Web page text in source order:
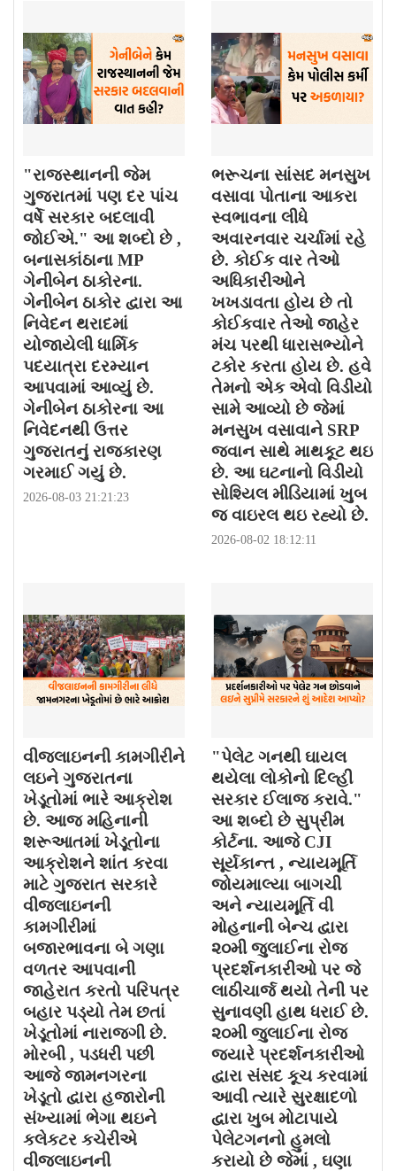
"રાજસ્થાનની જેમ
ગુજરાતમાં પણ દર પાંચ
વર્ષે સરકાર બદલાવી
જોઈએ." આ શબ્દો છે ,
બનાસકાંઠાના MP
ગેનીબેન ઠાકોરના.
ગેનીબેન ઠાકોર દ્વારા આ
નિવેદન થરાદમાં
યોજાયેલી ધાર્મિક
પદયાત્રા દરમ્યાન
આપવામાં આવ્યું છે.
ગેનીબેન ઠાકોરના આ
નિવેદનથી ઉત્તર
ગુજરાતનું રાજકારણ
ગરમાઈ ગયું છે.
2026-08-03 21:21:23
ભરૂચના સાંસદ મનસુખ
વસાવા પોતાના આકરા
સ્વભાવના લીધે
અવારનવાર ચર્ચામાં રહે
છે. કોઈક વાર તેઓ
અધિકારીઓને
ખખડાવતા હોય છે તો
કોઈકવાર તેઓ જાહેર
મંચ પરથી ધારાસભ્યોને
ટકોર કરતા હોય છે. હવે
તેમનો એક એવો વિડીયો
સામે આવ્યો છે જેમાં
મનસુખ વસાવાને SRP
જવાન સાથે માથકૂટ થઇ
છે. આ ઘટનાનો વિડીયો
સોશ્યિલ મીડિયામાં ખુબ
જ વાઇરલ થઇ રહ્યો છે.
2026-08-02 18:12:11
વીજલાઇનની કામગીરીને
લઇને ગુજરાતના
ખેડૂતોમાં ભારે આક્રોશ
છે. આજ મહિનાની
શરૂઆતમાં ખેડૂતોના
આક્રોશને શાંત કરવા
માટે ગુજરાત સરકારે
વીજલાઇનની
કામગીરીમાં
બજારભાવના બે ગણા
વળતર આપવાની
જાહેરાત કરતો પરિપત્ર
બહાર પડ્યો તેમ છતાં
ખેડૂતોમાં નારાજગી છે.
મોરબી , પડધરી પછી
આજે જામનગરના
ખેડૂતો દ્વારા હજારોની
સંખ્યામાં ભેગા થઇને
કલેકટર કચેરીએ
વીજલાઇનની
"પેલેટ ગનથી ઘાયલ
થયેલા લોકોનો દિલ્હી
સરકાર ઈલાજ કરાવે."
આ શબ્દો છે સુપ્રીમ
કોર્ટના. આજે CJI
સૂર્યકાન્ત , ન્યાયમૂર્તિ
જોયમાલ્યા બાગચી
અને ન્યાયમૂર્તિ વી
મોહનાની બેન્ચ દ્વારા
૨૦મી જુલાઈના રોજ
પ્રદર્શનકારીઓ પર જે
લાઠીચાર્જ થયો તેની પર
સુનાવણી હાથ ધરાઈ છે.
૨૦મી જુલાઈના રોજ
જયારે પ્રદર્શનકારીઓ
દ્વારા સંસદ કૂચ કરવામાં
આવી ત્યારે સુરક્ષાદળો
દ્વારા ખુબ મોટાપાયે
પેલેટગનનો હુમલો
કરાયો છે જેમાં , ઘણા